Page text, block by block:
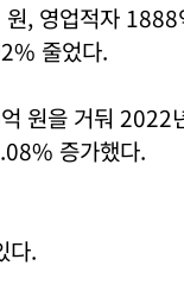
, 영업적자
줄었다.
원을 거둬
증가했다.
다.